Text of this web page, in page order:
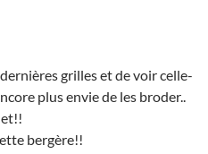
grilles et de voir celle-
plus envie de les broder..
bergère!!